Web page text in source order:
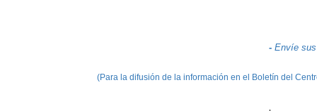
- Envíe
(Para la difusión de la información en el Boletín del